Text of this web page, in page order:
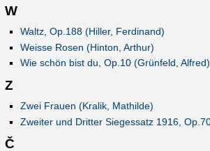
W
Waltz, Op.188 (Hiller, Ferdinand)
Weisse Rosen (Hinton, Arthur)
Wie schön bist du, Op.10 (Grünfeld, Alfred)
Z
Zwei Frauen (Kralik, Mathilde)
Zweiter und Dritter Siegessatz 1916,
Č